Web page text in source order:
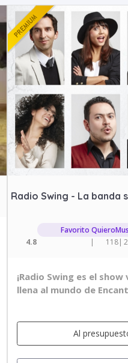
Radio Swing - La banda
Favorito
4.8
| 118|
¡Radio Swing es el show
llena al mundo de
Al